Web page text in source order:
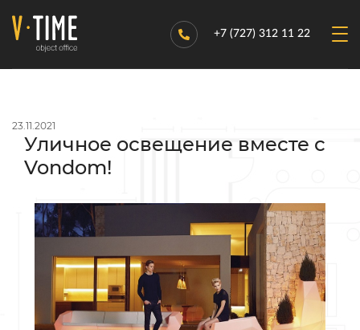
+7 (727) 312 11 22
23.11.2021
Уличное освещение вместе с
Vondom!